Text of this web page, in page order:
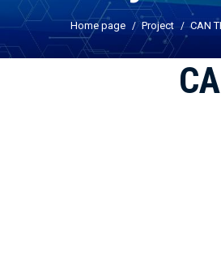
Home page Project CAN